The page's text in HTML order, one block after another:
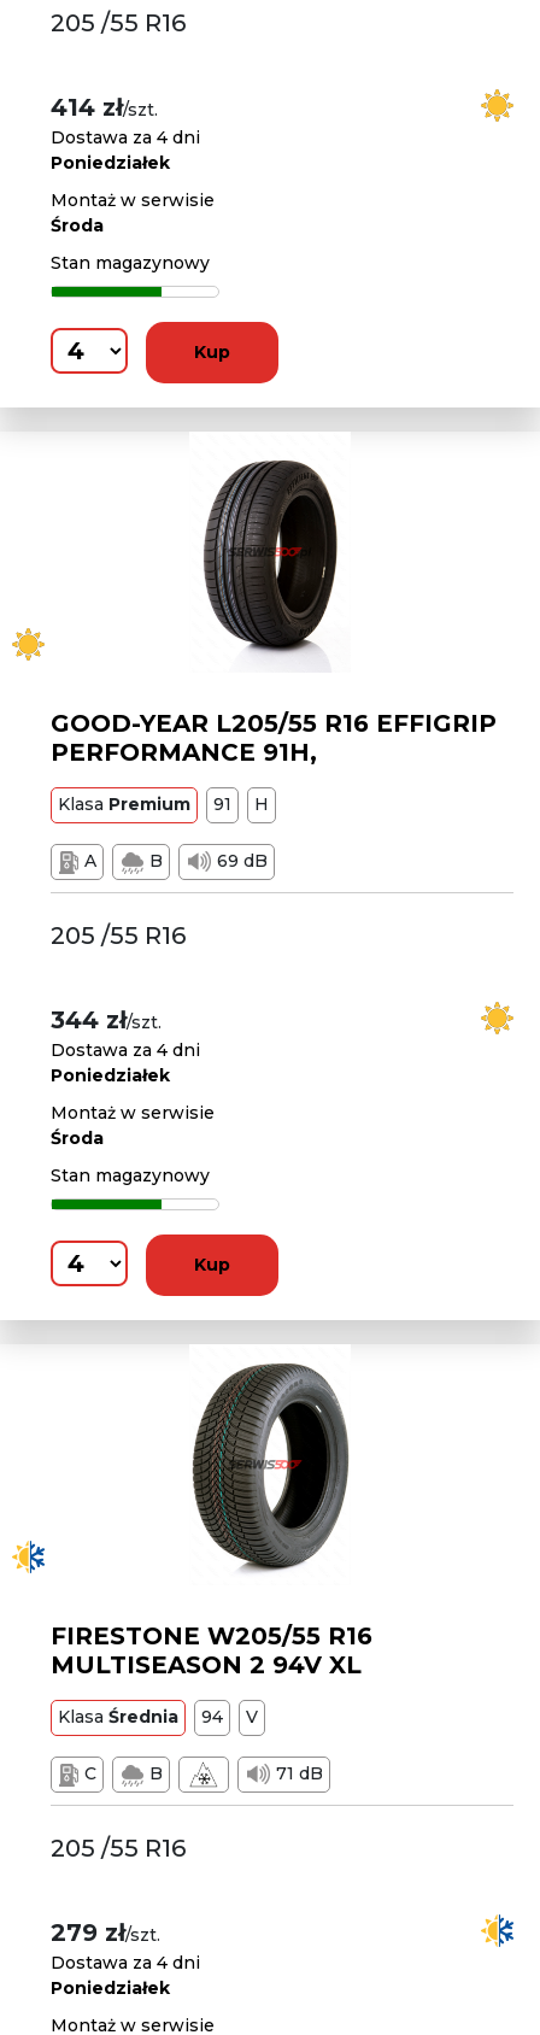
205 /55 R16
414 zł/szt.
Dostawa za 4 dni
Poniedziałek
Montaż w serwisie
Środa
Stan magazynowy
Kup
GOOD-YEAR L205/55 R16 EFFIGRIP
PERFORMANCE 91H,
Klasa Premium 91 H
A B 69 dB
205 /55 R16
344 zł/szt.
Dostawa za 4 dni
Poniedziałek
Montaż w serwisie
Środa
Stan magazynowy
Kup
FIRESTONE W205/55 R16
MULTISEASON 2 94V XL
KlasaŚrednia 94 V
C B 71 dB
205 /55 R16
279 zł/szt.
Dostawa za 4 dni
Poniedziałek
Montaż w serwisie